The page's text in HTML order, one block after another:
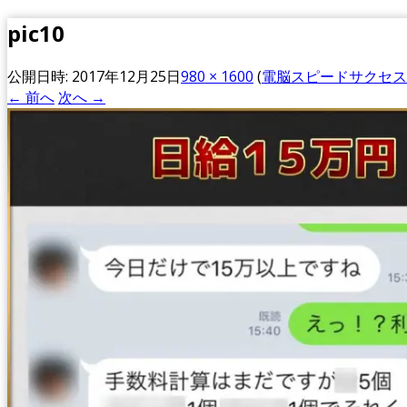
pic10
公開日時: 2017年12月25日980 × 1600 (電脳スピードサクセ
← 前へ 次へ →